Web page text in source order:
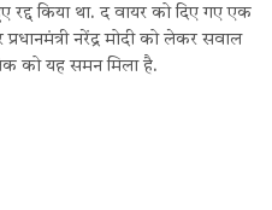
रद्द किया था. द वायर को दिए गए एक
प्रधानमंत्री नरेंद्र मोदी को लेकर सवाल
को यह समन मिला है.